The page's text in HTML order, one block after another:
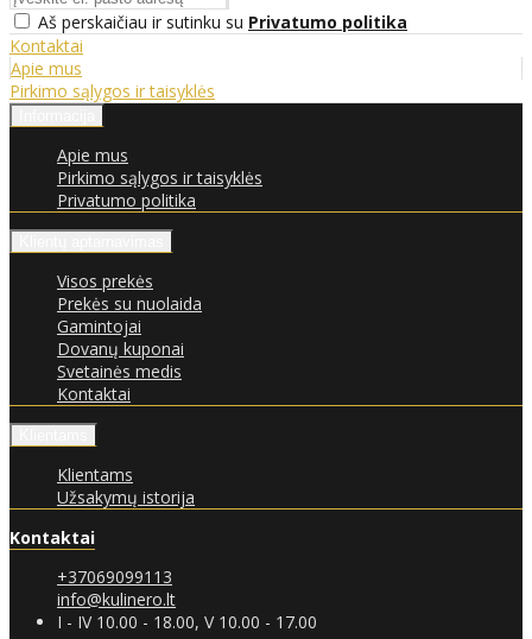
Aš perskaičiau ir sutinku su Privatumo politika
Kontaktai
Apie mus
Pirkimo sąlygos ir taisyklės
Apie mus
Pirkimo sąlygos ir taisyklės
Privatumo politika
Visos prekės
Prekės su nuolaida
Gamintojai
Dovanų kuponai
Svetainės medis
Kontaktai
Klientams
Užsakymų istorija
Kontaktai
+37069099113
info@kulinero.lt
I - IV 10.00 - 18.00, V 10.00 - 17.00